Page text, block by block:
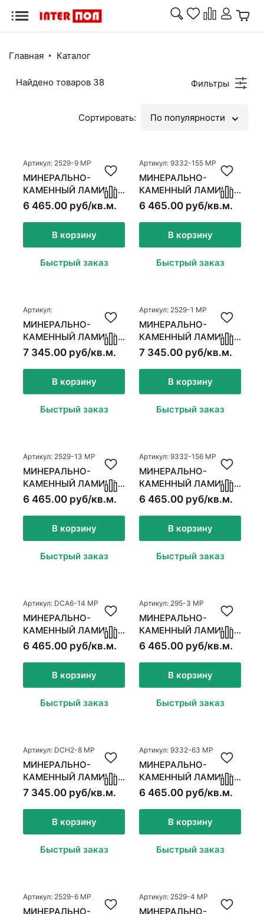
доска
паркет
Кварцвинил Ковролин
Стеновые
панели
Главная Каталог
Найдено товаров 38 Фильтры
Сортировать: По популярности
Артикул: 2529-9 MР
МИНЕРАЛЬНО-
КАМЕННЫЙ ЛАМИНАТ
MSPC ДУБ БРЭДЛИ
6 465.00 руб/кв.м.
В корзину
Быстрый заказ
Артикул: 9332-155 MР
МИНЕРАЛЬНО-
КАМЕННЫЙ ЛАМИНАТ
MSPC ДУБ
ФАЙРСТОУН
6 465.00 руб/кв.м.
В корзину
Быстрый заказ
Артикул:
МИНЕРАЛЬНО-
КАМЕННЫЙ ЛАМИНАТ
MSPC ДУБ
МИЛЛЕРФИЛД
7 345.00 руб/кв.м.
В корзину
Быстрый заказ
Артикул: 2529-1 MР
МИНЕРАЛЬНО-
КАМЕННЫЙ ЛАМИНАТ
MSPC ДУБ
САММЕРФИЛД
7 345.00 руб/кв.м.
В корзину
Быстрый заказ
Артикул: 2529-13 MР
МИНЕРАЛЬНО-
КАМЕННЫЙ ЛАМИНАТ
MSPC ДУБ РАЙДЕР
6 465.00 руб/кв.м.
В корзину
Быстрый заказ
Артикул: 9332-156 MР
МИНЕРАЛЬНО-
КАМЕННЫЙ ЛАМИНАТ
MSPC ДУБ ТЕЙЛОР
6 465.00 руб/кв.м.
В корзину
Быстрый заказ
Артикул: DCA6-14 MP
МИНЕРАЛЬНО-
КАМЕННЫЙ ЛАМИНАТ
MSPC ДУБ КРЕМОВЫЙ
6 465.00 руб/кв.м.
В корзину
Быстрый заказ
Артикул: 295-3 MР
МИНЕРАЛЬНО-
КАМЕННЫЙ ЛАМИНАТ
MSPC ДУБ ХАРВЕСТ
6 465.00 руб/кв.м.
В корзину
Быстрый заказ
Артикул: DCH2-8 MР
МИНЕРАЛЬНО-
КАМЕННЫЙ ЛАМИНАТ
MSPC ДУБ БРУКФИЛД
7 345.00 руб/кв.м.
В корзину
Быстрый заказ
Артикул: 9332-63 MР
МИНЕРАЛЬНО-
КАМЕННЫЙ ЛАМИНАТ
MSPC ДУБ ГРАН-ПРИ
6 465.00 руб/кв.м.
В корзину
Быстрый заказ
Артикул: 2529-6 MР
МИНЕРАЛЬНО-
Артикул: 2529-4 MР
МИНЕРАЛЬНО-
Назад
Инженерная доска
Минерально-каменный ламинат
Паркетная химия
Сопутствующие товары
Ковролин